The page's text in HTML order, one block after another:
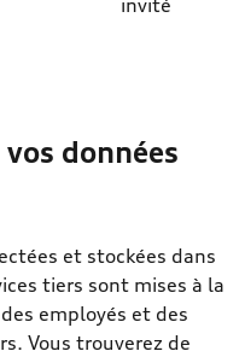
invité
données
et stockées dans
tiers sont mises à la
employés et des
Vous trouverez de